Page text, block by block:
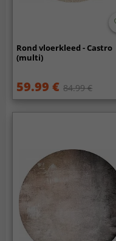
Rond vloerkleed - Castro
(multi)
59.99 € 84.99 €